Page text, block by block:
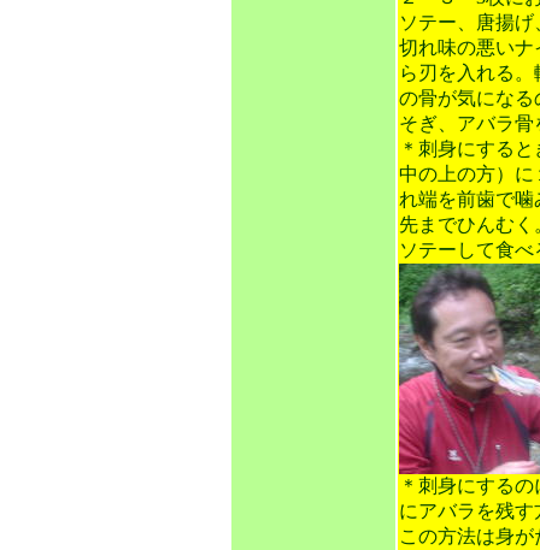
ソテー、唐揚
切れ味の悪い
ら刃を入れる
の骨が気にな
そぎ、アバラ骨
＊刺身にする
中の上の方）
れ端を前歯で
先までひんむ
ソテーして食
＊刺身にする
にアバラを残
この方法は身